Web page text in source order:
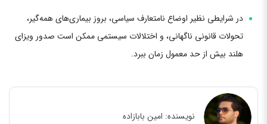
در شرایطی نظیر اوضاع نامتعارف سیاسی، بروز بیماری‌های همه‌گیر،
تحولات قانونی ناگهانی، و اختلالات سیستمی ممکن است صدور ویزای
هلند بیش از حد معمول زمان ببرد.
نویسنده: امین بابازاده